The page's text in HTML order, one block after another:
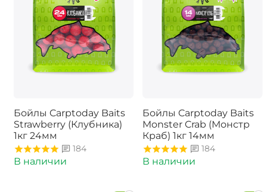
Бойлы Carptoday Baits
Strawberry (Клубника)
1кг 24мм
184
В наличии
Бойлы Carptoday Baits
Monster Crab (Монстр
Краб) 1кг 14мм
184
В наличии